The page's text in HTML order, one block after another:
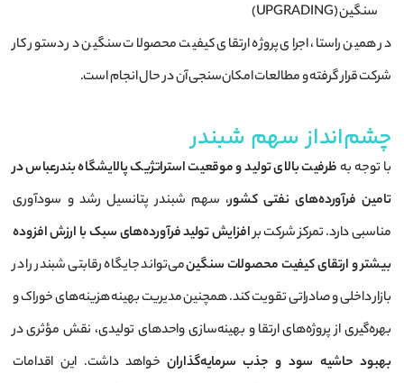
سنگین (UPGRADING)
در همین راستا، اجرای پروژه ارتقای کیفیت محصولات سنگین در دستور کار
شرکت قرار گرفته و مطالعات امکان‌سنجی آن در حال انجام است.
چشم‌انداز سهم شبندر
با توجه بهظرفیت بالای تولید و موقعیت استراتژیک پالایشگاه بندرعباس در
تامین فرآورده‌های نفتی کشور، سهم شبندر پتانسیل رشد و سودآوری
مناسبی دارد. تمرکز شرکت برافزایش تولید فرآورده‌های سبک با ارزش افزوده
بیشتر و ارتقای کیفیت محصولات سنگینمی‌تواند جایگاه رقابتی شبندر را در
بازار داخلی و صادراتی تقویت کند. همچنین مدیریت بهینه هزینه‌های خوراک و
بهره‌گیری از پروژه‌های ارتقا و بهینه‌سازی واحدهای تولیدی، نقش مؤثری در
بهبود حاشیه سود و جذب سرمایه‌گذارانخواهد داشت. این اقدامات